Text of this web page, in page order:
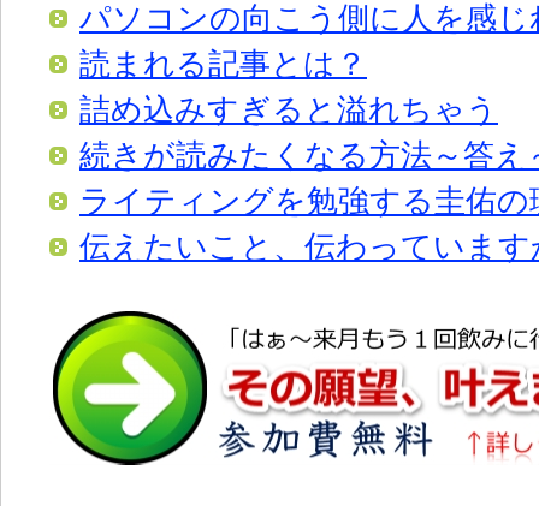
パソコンの向こう側に人を感じ
読まれる記事とは？
詰め込みすぎると溢れちゃう
続きが読みたくなる方法～答え
ライティングを勉強する圭佑の
伝えたいこと、伝わっています